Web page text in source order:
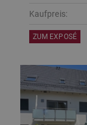
Kaufpreis:
ZUM EXPOSÉ